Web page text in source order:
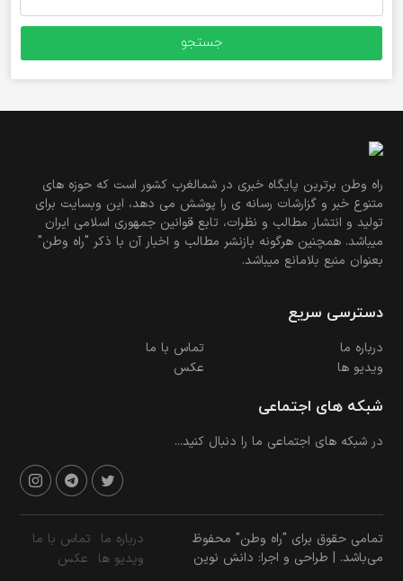
برای:
راه وطن برترین پایگاه خبری در شمالغرب کشور است که حوزه های
متنوع خبر و گزارشات رسانه ی را پوشش می دهد، این وبسایت برای
تولید و انتشار مطالب و نظرات، تابع قوانین جمهوری اسلامی ایران
میباشد. همچنین هرگونه بازنشر مطالب و اخبار آن با ذکر "راه وطن"
بعنوان منبع بلامانع میباشد.
دسترسی سریع
درباره ما
تماس با ما
ویدیو ها
عکس
شبکه های اجتماعی
در شبکه های اجتماعی ما را دنبال کنید...
تمامی حقوق برای "راه وطن" محفوظ
می‌باشد. | طراحی و اجرا: دانش نوین
درباره ما
تماس با ما
ویدیو ها
عکس